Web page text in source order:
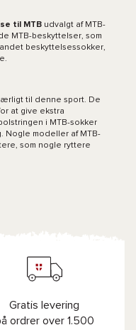
til MTB udvalgt af MTB-
MTB-beskyttelser, som
beskyttelsessokker,
til denne sport. De
at give ekstra
i MTB-sokker
Nogle modeller af MTB-
som nogle ryttere
Gratis levering
ordrer over 1.500